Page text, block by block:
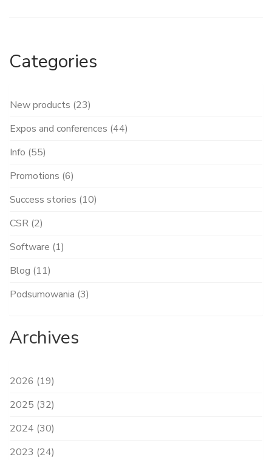
Categories
New products (23)
Expos and conferences (44)
Info (55)
Promotions (6)
Success stories (10)
CSR (2)
Software (1)
Blog (11)
Podsumowania (3)
Archives
2026 (19)
2025 (32)
2024 (30)
2023 (24)